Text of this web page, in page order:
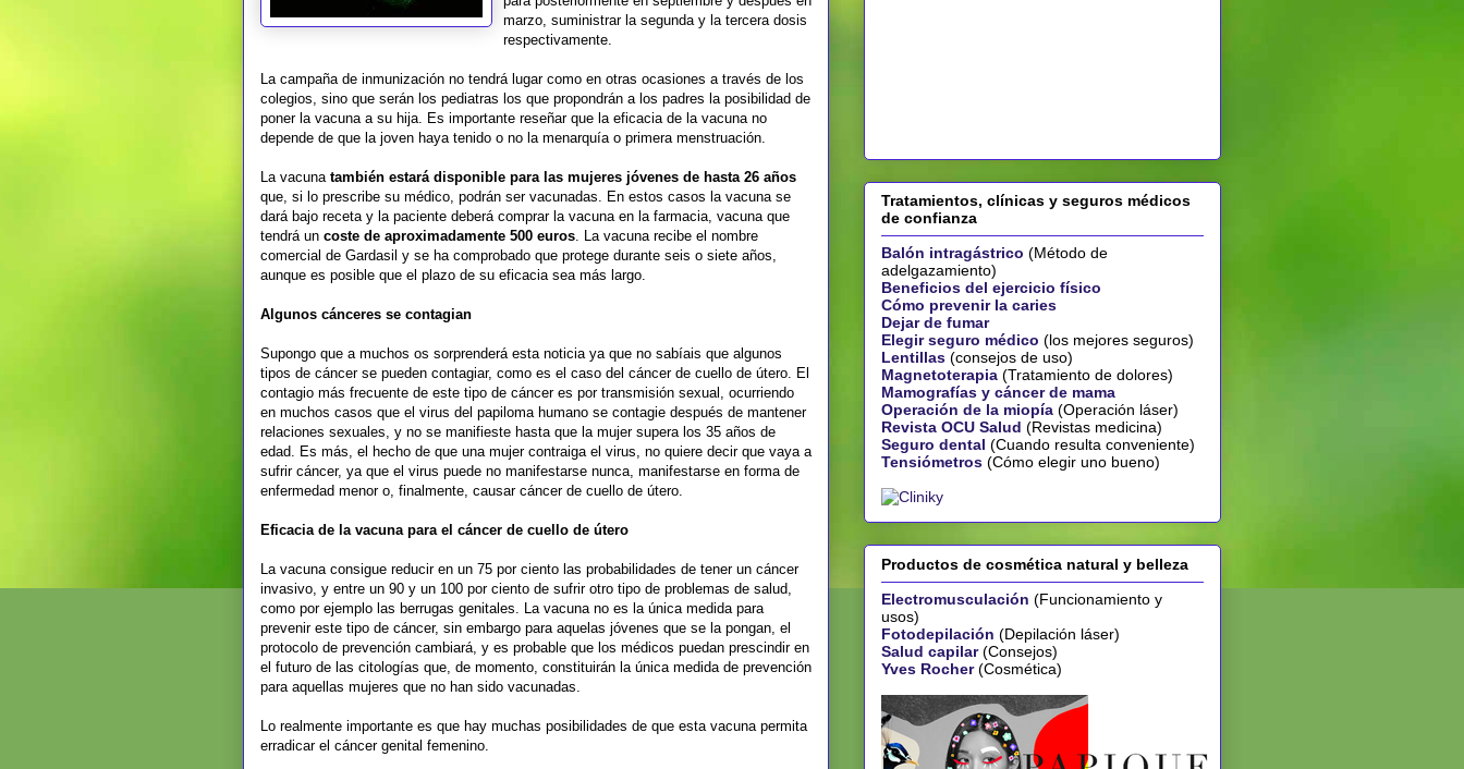
marzo, suministrar la segunda y la tercera dosis
respectivamente.
La campaña de inmunización no tendrá lugar como en otras ocasiones a través de los
colegios, sino que serán los pediatras los que propondrán a los padres la posibilidad de
poner la vacuna a su hija. Es importante reseñar que la eficacia de la vacuna no
depende de que la joven haya tenido o no la menarquía o primera menstruación.
La vacuna también estará disponible para las mujeres jóvenes de hasta 26 años
que, si lo prescribe su médico, podrán ser vacunadas. En estos casos la vacuna se
dará bajo receta y la paciente deberá comprar la vacuna en la farmacia, vacuna que
tendrá un coste de aproximadamente 500 euros . La vacuna recibe el nombre
comercial de Gardasil y se ha comprobado que protege durante seis o siete años,
aunque es posible que el plazo de su eficacia sea más largo.
Algunos cánceres se contagian
Supongo que a muchos os sorprenderá esta noticia ya que no sabíais que algunos
tipos de cáncer se pueden contagiar, como es el caso del cáncer de cuello de útero. El
contagio más frecuente de este tipo de cáncer es por transmisión sexual, ocurriendo
en muchos casos que el virus del papiloma humano se contagie después de mantener
relaciones sexuales, y no se manifieste hasta que la mujer supera los 35 años de
edad. Es más, el hecho de que una mujer contraiga el virus, no quiere decir que vaya a
sufrir cáncer, ya que el virus puede no manifestarse nunca, manifestarse en forma de
enfermedad menor o, finalmente, causar cáncer de cuello de útero.
Eficacia de la vacuna para el cáncer de cuello de útero
La vacuna consigue reducir en un 75 por ciento las probabilidades de tener un cáncer
invasivo, y entre un 90 y un 100 por ciento de sufrir otro tipo de problemas de salud,
como por ejemplo las berrugas genitales. La vacuna no es la única medida para
prevenir este tipo de cáncer, sin embargo para aquelas jóvenes que se la pongan, el
protocolo de prevención cambiará, y es probable que los médicos puedan prescindir en
el futuro de las citologías que, de momento, constituirán la única medida de prevención
para aquellas mujeres que no han sido vacunadas.
Lo realmente importante es que hay muchas posibilidades de que esta vacuna permita
erradicar el cáncer genital femenino.
Tratamientos, clínicas y seguros médicos
de confianza
Balón intragástrico (Método de
adelgazamiento)
Beneficios del ejercicio físico
Cómo prevenir la caries
Dejar de fumar
Elegir seguro médico (los mejores seguros)
Lentillas (consejos de uso)
Magnetoterapia (Tratamiento de dolores)
Mamografías y cáncer de mama
Operación de la miopía (Operación láser)
Revista OCU Salud (Revistas medicina)
Seguro dental (Cuando resulta conveniente)
Tensiómetros (Cómo elegir uno bueno)
Productos de cosmética natural y belleza
Electromusculación (Funcionamiento y
usos)
Fotodepilación (Depilación láser)
Salud capilar(Consejos)
Yves Rocher(Cosmética)